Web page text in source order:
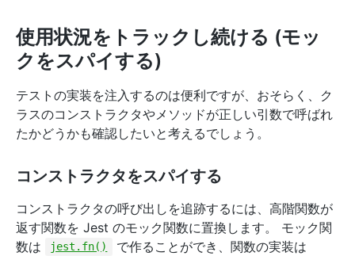
使用状況をトラックし続ける (モッ
クをスパイする)
テストの実装を注入するのは便利ですが、おそらく、ク
ラスのコンストラクタやメソッドが正しい引数で呼ばれ
たかどうかも確認したいと考えるでしょう。
コンストラクタをスパイする
コンストラクタの呼び出しを追跡するには、高階関数が
返す関数を Jest のモック関数に置換します。 モック関
数は
jest.fn() で作ることができ、関数の実装は